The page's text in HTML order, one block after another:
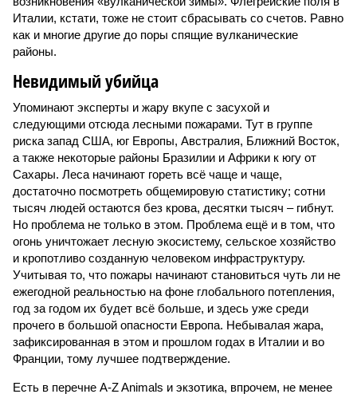
Италии, кстати, тоже не стоит сбрасывать со счетов. Равно
как и многие другие до поры спящие вулканические
районы.
Невидимый убийца
Упоминают эксперты и жару вкупе с засухой и
следующими отсюда лесными пожарами. Тут в группе
риска запад США, юг Европы, Австралия, Ближний Восток,
а также некоторые районы Бразилии и Африки к югу от
Сахары. Леса начинают гореть всё чаще и чаще,
достаточно посмотреть общемировую статистику; сотни
тысяч людей остаются без крова, десятки тысяч – гибнут.
Но проблема не только в этом. Проблема ещё и в том, что
огонь уничтожает лесную экосистему, сельское хозяйство
и кропотливо созданную человеком инфраструктуру.
Учитывая то, что пожары начинают становиться чуть ли не
ежегодной реальностью на фоне глобального потепления,
год за годом их будет всё больше, и здесь уже среди
прочего в большой опасности Европа. Небывалая жара,
зафиксированная в этом и прошлом годах в Италии и во
Франции, тому лучшее подтверждение.
Есть в перечне A-Z Animals и экзотика, впрочем, не менее